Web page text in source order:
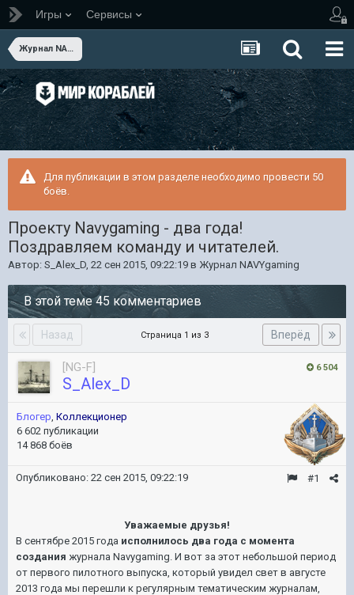
Игры Сервисы
Журнал NAVYgaming
Для публикации в этом разделе необходимо провести 50
боёв.
Проекту Navygaming - два года!
Поздравляем команду и читателей.
Автор: S_Alex_D, 22 сен 2015, 09:22:19 в Журнал NAVYgaming
В этой теме 45 комментариев
Назад Вперёд
Страница 1 из 3
6 504
[NG-F]
S_Alex_D
Блогер, Коллекционер
6 602 публикации
14 868 боёв
#1
Опубликовано: 22 сен 2015, 09:22:19
Уважаемые друзья!
В сентябре 2015 года исполнилось два года с момента
создания журнала Navygaming. И вот за этот небольшой период
от первого пилотного выпуска, который увидел свет в августе
2013 года мы перешли к регулярным тематическим журналам,